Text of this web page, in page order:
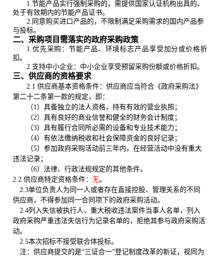
1.节能产品实行强制采购的，需提供国家认证机构出具的、
处于有效期内的节能产品证书。
2.同意购买进口产品的，不限制满足采购需求的国内产品参
与投标。
二、采购项目需落实的政府采购政策
1. 优先采购：节能产品、环境标志产品享受加分或价格折
扣。
2. 支持中小企业：中小企业享受预留采购份额或价格折扣。
三、供应商的资格要求
2.1 供应商基本资格条件：供应商应当符合《政府采购法》
第二十二条第一款的规定，即 ：
（1）具备独立的法人资格， 持有有效的营业执照 ；
（2）具有良好的商业信誉和健全的财务会计制度；
（3）具有履行合同所必需的设备和专业技术能力 ；
（4）有依法缴纳税收和社会保障资金的良好记录；
（5）参加政府采购活动前三年内，在经营活动中没有重大
违法记录；
（6）法律、行政法规规定的其他条件。
2.2 供应商特定资格条件：无。
2.3单位负责人为同一人或者存在直接控股、管理关系的不同
供应商，不得参加同一合同项下的政府采购活动。
2.4列入失信被执行人、重大税收违法案件当事人名单，列入
政府采购严重违法失信行为记录名单的，拒绝其参与政府采购活
动。
2.5本次招标不接受联合体投标。
注：供应商提交的是“三证合一”登记制度改革的新证，视同为